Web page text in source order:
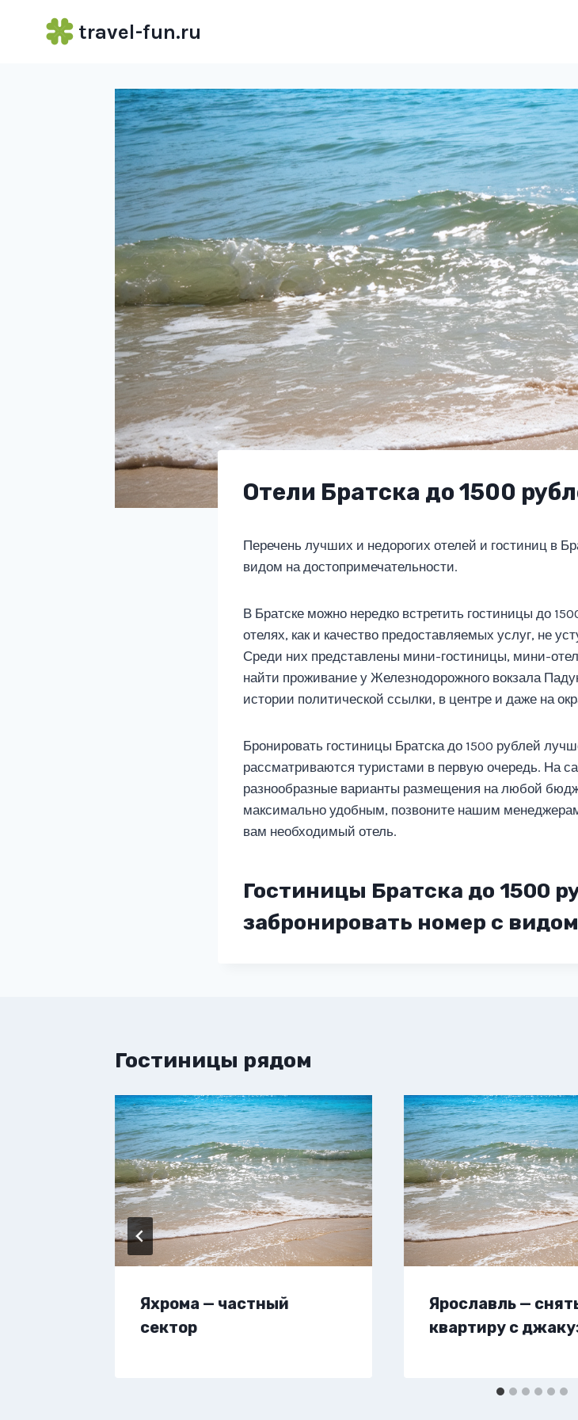
travel-fun.ru
Отели Братска до 1500
Перечень лучших и недорогих отелей и гостиниц в
видом на достопримечательности.
В Братске можно нередко встретить гостиницы до
отелях, как и качество предоставляемых услуг, не
Среди них представлены мини-гостиницы, мини-
найти проживание у Железнодорожного вокзала
истории политической ссылки, в центре и даже на
Бронировать гостиницы Братска до 1500 рублей
рассматриваются туристами в первую очередь. На
разнообразные варианты размещения на любой
максимально удобным, позвоните нашим
вам необходимый отель.
Гостиницы Братска до 1500
забронировать номер с
Гостиницы рядом
Яхрома — частный
сектор
Ярославль —
квартиру с